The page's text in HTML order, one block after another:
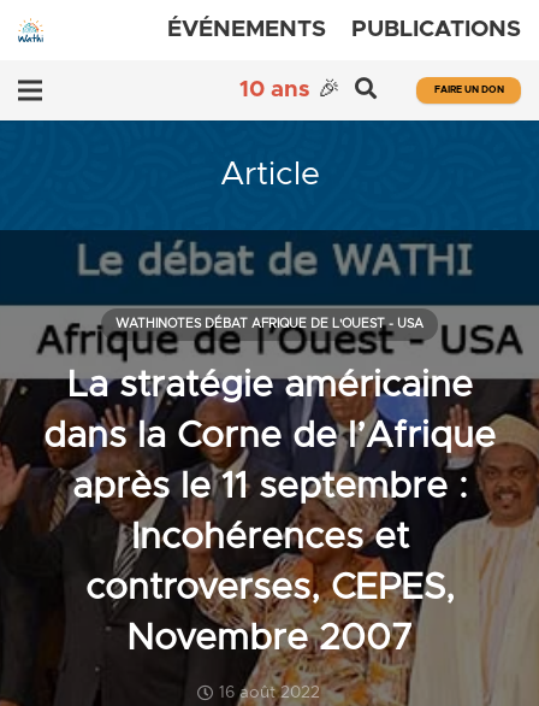
ÉVÉNEMENTS PUBLICATIONS
10 ans 🎉 FAIRE UN DON
Article
La stratégie américaine
dans la Corne de l’Afrique
après le 11 septembre :
Incohérences et
controverses, CEPES,
Novembre 2007
16 août 2022
WATHINOTES DÉBAT AFRIQUE DE L'OUEST - USA